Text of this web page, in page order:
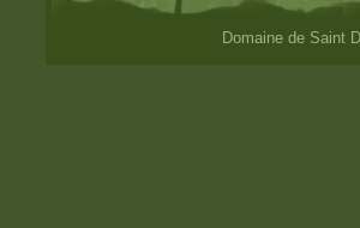
Domaine de Saint